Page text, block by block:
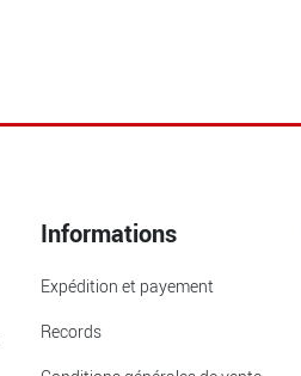
Informations
Expédition et payement
Records